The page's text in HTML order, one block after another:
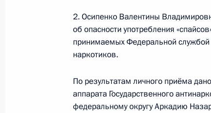
по Центральному федеральному
Президента Российской
граждан
3 июня 2015 года, 19:43
10 февраля 2015 года, вторник
2. Осипенко Валентины
об опасности употребления
принимаемых Федеральной
наркотиков.
По результатам личного приёма
аппарата Государственного
федеральному округу Аркадию